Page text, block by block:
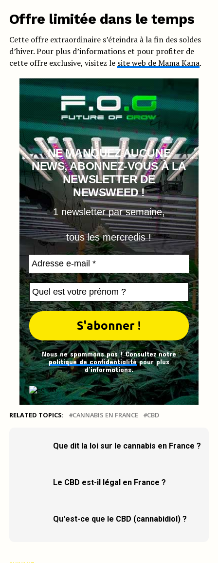
Offre limitée dans le temps
Cette offre extraordinaire s’éteindra à la fin des soldes
d’hiver. Pour plus d’informations et pour profiter de
cette offre exclusive, visitez le site web de Mama Kana.
NE MANQUEZ AUCUNE
NEWS, ABONNEZ-VOUS À LA
NEWSLETTER DE
NEWSWEED !
1 newsletter par semaine,
tous les mercredis !
Nous ne spammons pas ! Consultez notre
politique de confidentialitépour plus
d’informations.
RELATED TOPICS: CANNABIS EN FRANCE CBD
Que dit la loi sur le cannabis en France ?
Le CBD est-il légal en France ?
Qu'est-ce que le CBD (cannabidiol) ?